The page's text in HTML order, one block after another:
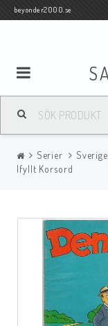
beyonder2000.se
Samlar- och
Serier
Böcker
Musik
Serier Sverige
Ifyllt Korsord